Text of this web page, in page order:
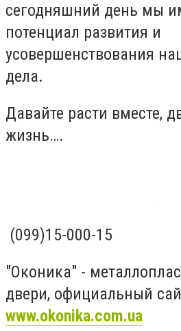
сегодняшний день мы
потенциал развития и
усовершенствования
дела.
Давайте расти вместе,
жизнь….
(099)15-000-15
"Оконика" -
двери, официальный
www.okonika.com.ua